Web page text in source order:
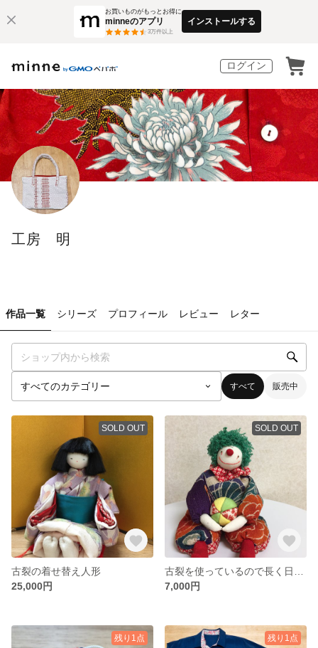
お買いものがもっとお得に
minneのアプリ
3万件以上
インストールする
ログイン
工房 明
作品一覧 シリーズ プロフィール レビュー レター
すべて 販売中
SOLD OUT
古裂の着せ替え人形
25,000円
SOLD OUT
7,000円
残り1点 残り1点